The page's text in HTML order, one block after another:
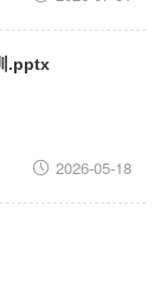
.pptx
2026-05-18